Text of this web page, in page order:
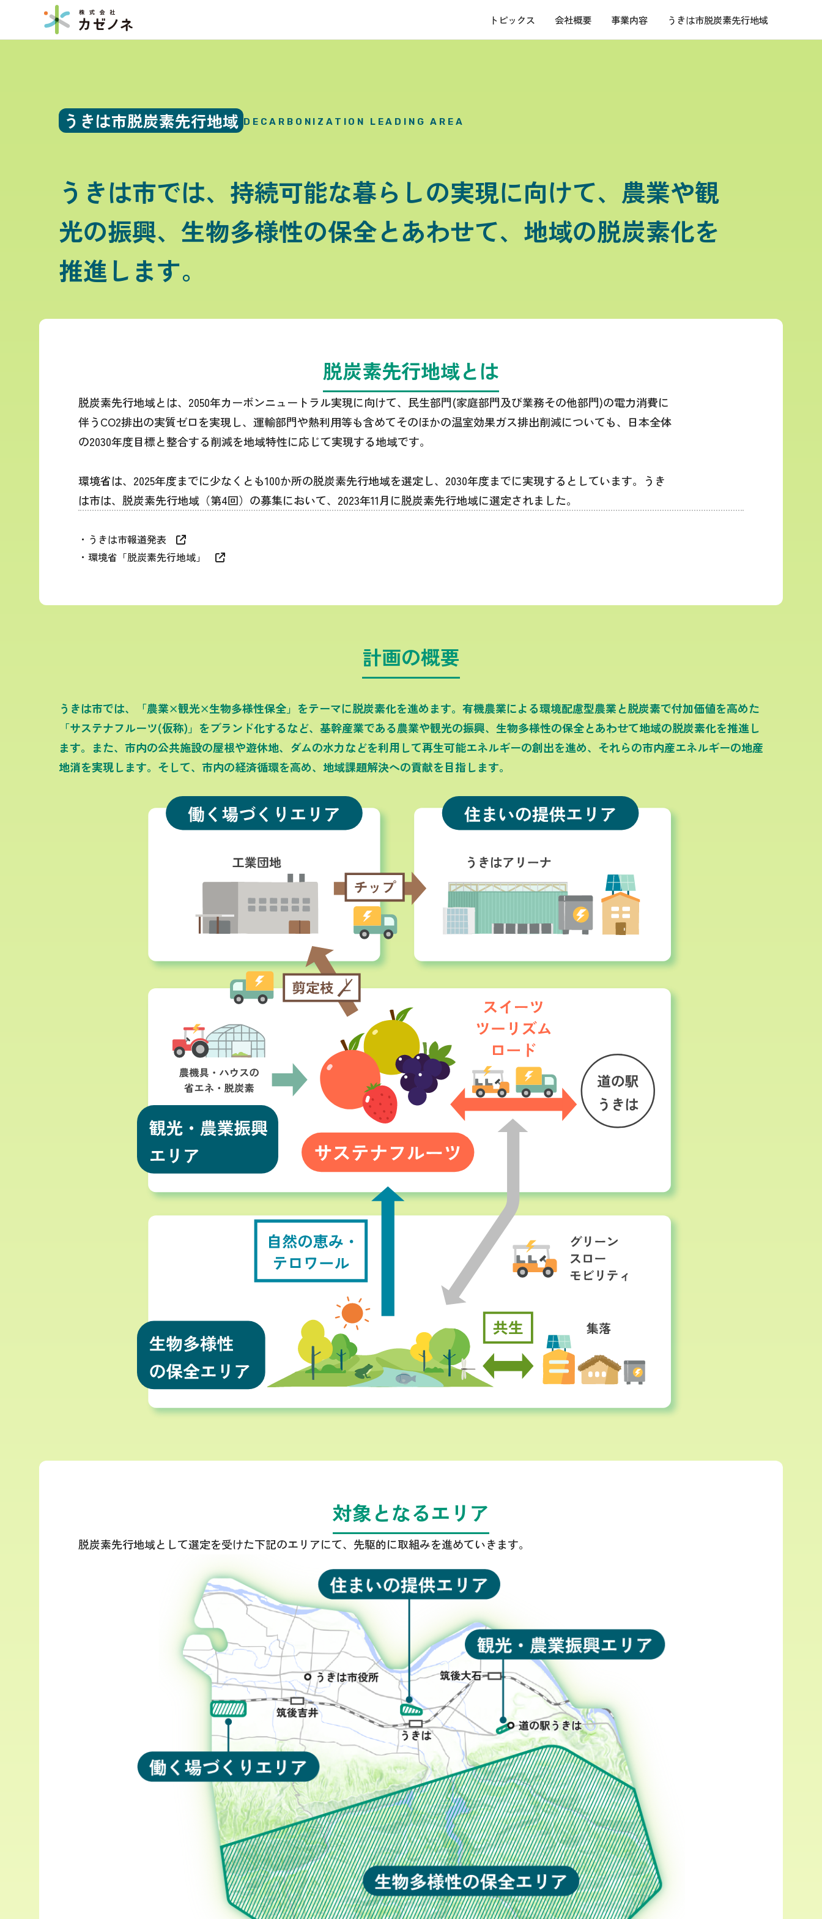
トピックス 会社概要 事業内容 うきは市脱炭素先行地域
うきは市脱炭素先行地域 DECARBONIZATION LEADING AREA
うきは市では、持続可能な暮らしの実現に向けて、農業や観
光の振興、生物多様性の保全とあわせて、地域の脱炭素化を
推進します。
脱炭素先行地域とは
脱炭素先行地域とは、2050年カーボンニュートラル実現に向けて、民生部門(家庭部門及び業務その他部門)の電力消費に
伴うCO2排出の実質ゼロを実現し、運輸部門や熱利用等も含めてそのほかの温室効果ガス排出削減についても、日本全体
の2030年度目標と整合する削減を地域特性に応じて実現する地域です。
環境省は、2025年度までに少なくとも100か所の脱炭素先行地域を選定し、2030年度までに実現するとしています。うき
は市は、脱炭素先行地域（第4回）の募集において、2023年11月に脱炭素先行地域に選定されました。
・うきは市報道発表 
・環境省「脱炭素先行地域」 
計画の概要
うきは市では、「農業×観光×生物多様性保全」をテーマに脱炭素化を進めます。有機農業による環境配慮型農業と脱炭素で付加価値を高めた
「サステナフルーツ(仮称)」をブランド化するなど、基幹産業である農業や観光の振興、生物多様性の保全とあわせて地域の脱炭素化を推進し
ます。また、市内の公共施設の屋根や遊休地、ダムの水力などを利用して再生可能エネルギーの創出を進め、それらの市内産エネルギーの地産
地消を実現します。そして、市内の経済循環を高め、地域課題解決への貢献を目指します。
対象となるエリア
脱炭素先行地域として選定を受けた下記のエリアにて、先駆的に取組みを進めていきます。